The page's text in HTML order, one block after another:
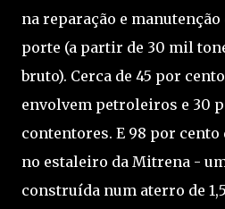
na reparação e
porte (a partir de 30 mil
bruto). Cerca de 45 por
envolvem petroleiros e 30
contentores. E 98 por
no estaleiro da Mitrena -
construída num aterro de